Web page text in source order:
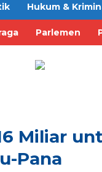
Hukum &
Parlemen
Miliar
Pana